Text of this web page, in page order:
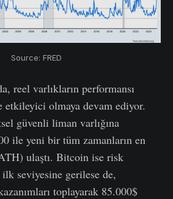
Source: FRED
reel varlıkların performansı
olmaya devam ediyor.
güvenli liman varlığına
ile yeni bir tüm zamanların en
ulaştı. Bitcoin ise risk
seviyesine gerilese de,
toplayarak 85.000$